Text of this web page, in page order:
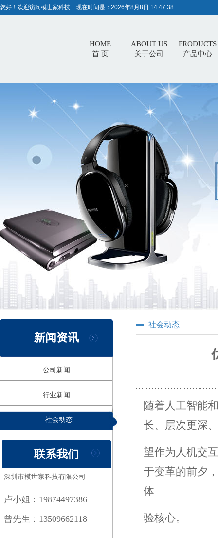
您好！欢迎访问模世家科技，现在时间是： 2026年8月8日 14:47:39
HOME
首 页
ABOUT US
关于公司
PRODUCTS
产品中心
新闻资讯
公司新闻
行业新闻
社会动态
联系我们
深圳市模世家科技有限公司
卢小姐：19874497386
曾先生：13509662118
社会动态
随着人工智能
长、层次更深
望作为人机交
于变革的前夕
体
验核心。